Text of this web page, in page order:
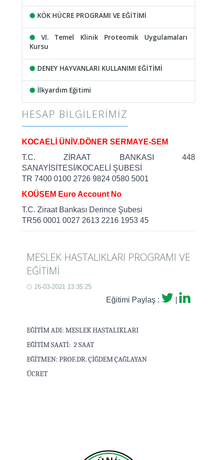
KÖK HÜCRE PROGRAMI VE EĞİTİMİ
VI. Temel Klinik Proteomik Uygulamaları
Kursu
DENEY HAYVANLARI KULLANIMI EĞİTİMİ
İlkyardım Eğitimi
HESAP BILGILERIMIZ
KOCAELİ ÜNİV.DÖNER SERMAYE-SEM
T.C. ZİRAAT BANKASI 448
SANAYİSİTESİ/KOCAELİ ŞUBESİ
TR 7400 0100 2726 9824 0580 5001
KOÜSEM Euro Account No
T.C. Ziraat Bankası Derince Şubesi
TR56 0001 0027 2613 2216 1953 45
MESLEK HASTALIKLARI PROGRAMI VE
EĞİTİMİ
26-03-2021 13:35:25
Eğitimi Paylaş :
EĞİTİM ADI: MESLEK HASTALIKLARI
EĞİTİM SAATİ: 2 SAAT
EĞİTMEN: PROF.DR. ÇİĞDEM ÇAĞLAYAN
ÜCRET